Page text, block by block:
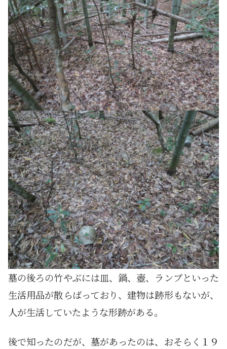
墓の後ろの竹やぶには皿、鍋、壺、ランプといった
生活用品が散らばっており、建物は跡形もないが、
人が生活していたような形跡がある。
後で知ったのだが、墓があったのは、おそらく１９